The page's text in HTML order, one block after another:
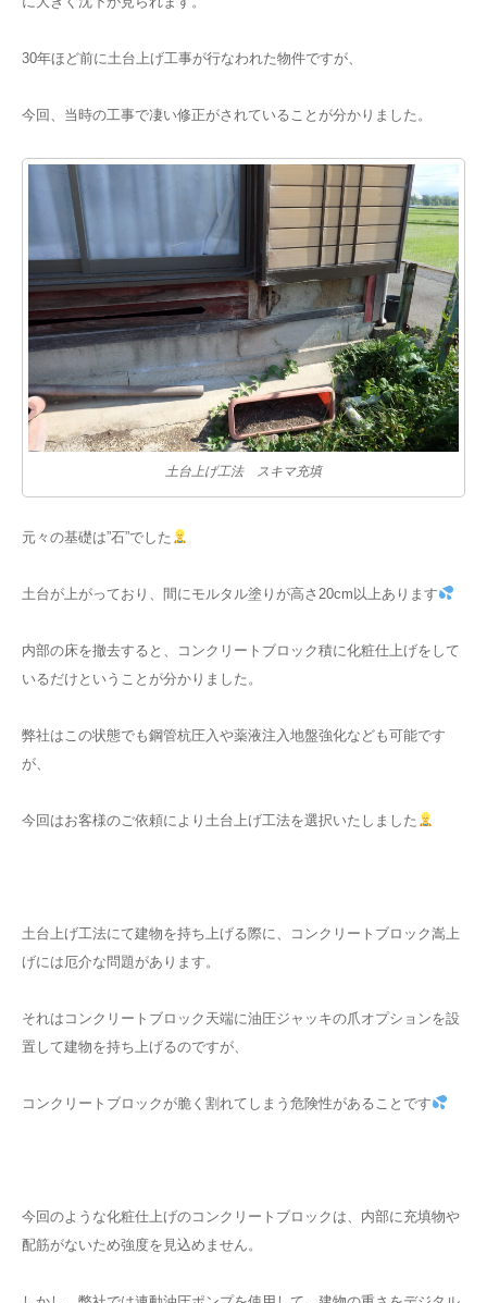
30年ほど前に土台上げ工事が行なわれた物件ですが、
今回、当時の工事で凄い修正がされていることが分かりました。
土台上げ工法 スキマ充填
元々の基礎は”石”でした
土台が上がっており、間にモルタル塗りが高さ20cm以上あります
内部の床を撤去すると、コンクリートブロック積に化粧仕上げをして
いるだけということが分かりました。
弊社はこの状態でも鋼管杭圧入や薬液注入地盤強化なども可能です
が、
今回はお客様のご依頼により土台上げ工法を選択いたしました
土台上げ工法にて建物を持ち上げる際に、コンクリートブロック嵩上
げには厄介な問題があります。
それはコンクリートブロック天端に油圧ジャッキの爪オプションを設
置して建物を持ち上げるのですが、
コンクリートブロックが脆く割れてしまう危険性があることです
今回のような化粧仕上げのコンクリートブロックは、内部に充填物や
配筋がないため強度を見込めません。